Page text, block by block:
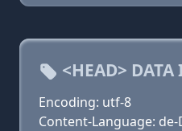
<HEAD>
Encoding: utf-8
Content-Language: de-